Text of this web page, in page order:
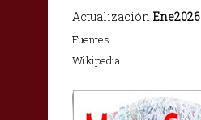
Actualización Ene2026
Fuentes
Wikipedia